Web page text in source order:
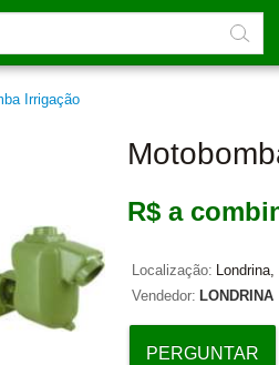
Irrigação
R$ a
Localização:
Vendedor: LONDRINA
PERGUNTAR